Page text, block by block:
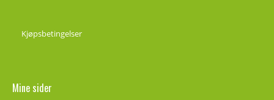
Kjøpsbetingelser
Mine sider